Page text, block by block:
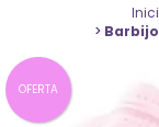
>
OFERTA